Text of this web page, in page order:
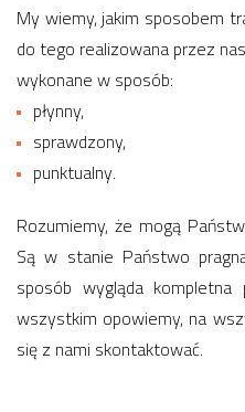
My wiemy, jakim sposobem
do tego realizowana przez
wykonane w sposób:
płynny,
sprawdzony,
punktualny.
Rozumiemy, że mogą
Są w stanie Państwo
sposób wygląda
wszystkim opowiemy, na
się z nami skontaktować.